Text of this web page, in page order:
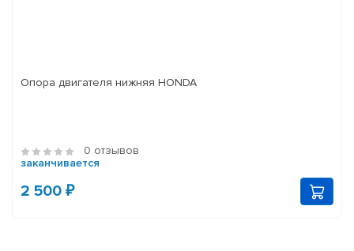
Опора двигателя нижняя HONDA
0 отзывов
заканчивается
2 500 ₽